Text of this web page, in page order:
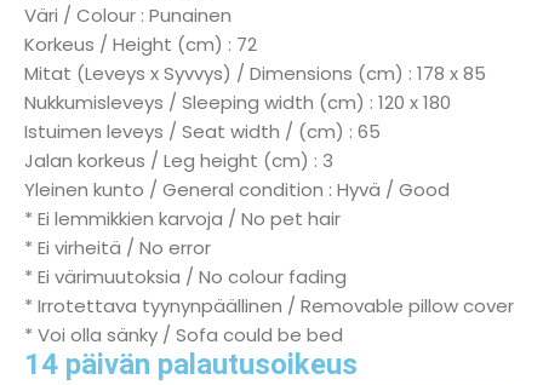
Väri / Colour : Punainen
Korkeus / Height (cm) : 72
Mitat (Leveys x Syvvys) / Dimensions (cm) : 178 x 85
Nukkumisleveys / Sleeping width (cm) : 120 x 180
Istuimen leveys / Seat width / (cm) : 65
Jalan korkeus / Leg height (cm) : 3
Yleinen kunto / General condition : Hyvä / Good
* Ei lemmikkien karvoja / No pet hair
* Ei virheitä / No error
* Ei värimuutoksia / No colour fading
* Irrotettava tyynynpäällinen / Removable pillow cover
* Voi olla sänky / Sofa could be bed
14 päivän palautusoikeus